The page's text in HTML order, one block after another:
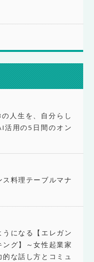
人生を、自分らし
活用の5日間のオン
ス料理テーブルマナ
になる【エレガン
ング】～女性起業家
な話し方とコミュ